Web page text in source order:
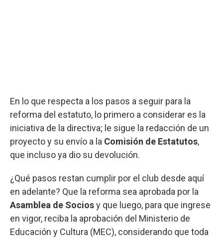
En lo que respecta a los pasos a seguir para la
reforma del estatuto, lo primero a considerar es la
iniciativa de la directiva; le sigue la redacción de un
proyecto y su envío a la Comisión de Estatutos,
que incluso ya dio su devolución.
¿Qué pasos restan cumplir por el club desde aquí
en adelante? Que la reforma sea aprobada por la
Asamblea de Sociosy que luego, para que ingrese
en vigor, reciba la aprobación del Ministerio de
Educación y Cultura (MEC), considerando que toda